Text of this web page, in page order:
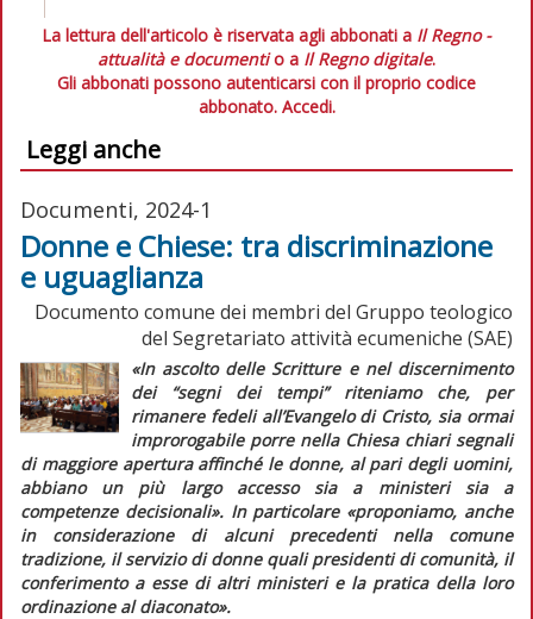
La lettura dell'articolo è riservata agli abbonati a Il Regno -
attualità e documentio a Il Regno digitale.
Gli abbonati possono autenticarsi con il proprio codice
abbonato. Accedi.
Leggi anche
Documenti, 2024-1
Donne e Chiese: tra discriminazione
e uguaglianza
Documento comune dei membri del Gruppo teologico
del Segretariato attività ecumeniche (SAE)
«In ascolto delle Scritture e nel discernimento
dei “segni dei tempi” riteniamo che, per
rimanere fedeli all’Evangelo di Cristo, sia ormai
improrogabile porre nella Chiesa chiari segnali
di maggiore apertura affinché le donne, al pari degli uomini,
abbiano un più largo accesso sia a ministeri sia a
competenze decisionali». In particolare «proponiamo, anche
in considerazione di alcuni precedenti nella comune
tradizione, il servizio di donne quali presidenti di comunità, il
conferimento a esse di altri ministeri e la pratica della loro
ordinazione al diaconato».